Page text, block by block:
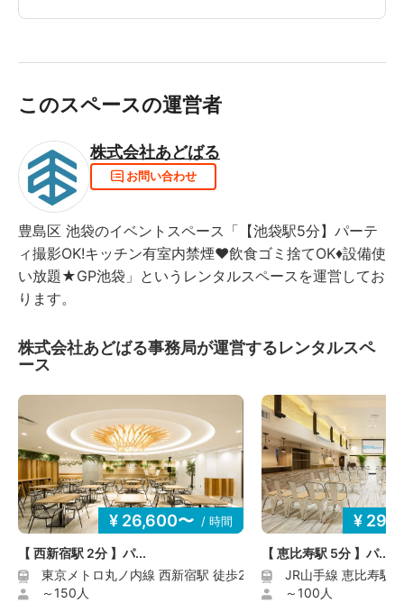
の賠償をして頂きます。
・スペース内で宿泊することはできません。
・利用内容・形態によっては、当社の判断により、利用
をお断りし、または利用を中止して頂く場合がございま
す。その際のご返金は致しかねますので、予めご了承く
ださい。
・必要に応じて予約申込者、利用者等のご本人確認に関
する資料をご提出頂くことがございます。内容によって
は、利用をお断りする場合もありますので、予めご了承
ください。
・騒音（音楽や音量）などにより、近隣の方や警察から
がなされなかった場合は、利用を中止していただきま
す。その際のご返金は致しかねますので、予めご了承下
・音が漏れにくいように、ドアは必ず閉めてご利用下さ
い。
・退出前、退出後は、話し声や喫煙、行列や人溜まりな
ど、近隣の皆様にご迷惑にならないようにお願い致しま
す。
・予約した利用時間の途中で退出された場合でも、ご利
用料金の割引、返金等は致しかねますのでご了承くださ
い。
・スペースのご利用前・ご利用後、承諾無しに無断でス
ペースに立ち入ることはできません。
・予約者が使用の権利を譲渡、第三者へ転貸することは
このスペースの運営者
株式会社あどばる
お問い合わせ
豊島区 池袋のイベントスペース「【池袋駅5分】パーテ
ィ撮影OK!キッチン有室内禁煙♥飲食ゴミ捨てOK♦設備使
い放題★GP池袋」というレンタルスペースを運営してお
ります。
株式会社あどばる事務局が運営するレンタルスペ
ース
¥ 26,600〜 / 時間
【 西新宿駅 2分 】パ...
東京メトロ丸ノ内線 西新宿駅 徒歩2分
～150人
¥
【 恵比寿駅 5分 】パ...
JR山手線 恵比寿駅
～100人